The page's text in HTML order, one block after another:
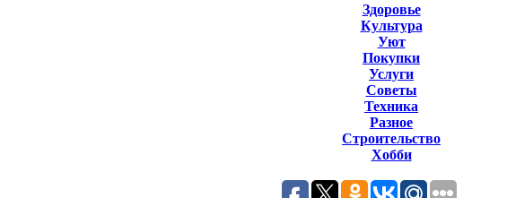
Здоровье
Культура
Уют
Покупки
Услуги
Советы
Техника
Разное
Строительство
Хобби